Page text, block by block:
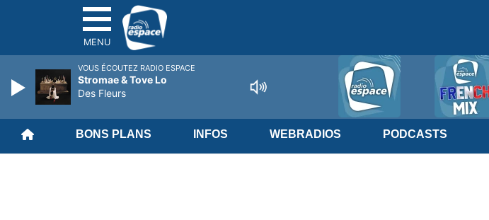
MENU
BONS PLANS INFOS WEBRADIOS PODCASTS
VOUS ÉCOUTEZ RADIO ESPACE
Stromae & Tove Lo
Des Fleurs